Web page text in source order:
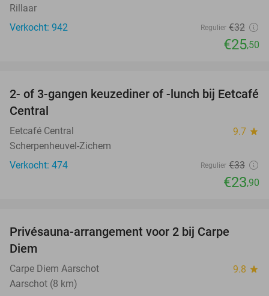
Rillaar
Verkocht: 942
Regulier €32
€25,50
28%
2- of 3-gangen keuzediner of -lunch bij Eetcafé
Central
Eetcafé Central 9.7 star
Scherpenheuvel-Zichem
Verkocht: 474
Regulier €33
€23,90
Privésauna-arrangement voor 2 bij Carpe
Diem
Carpe Diem Aarschot 9.8 star
Aarschot (8 km)